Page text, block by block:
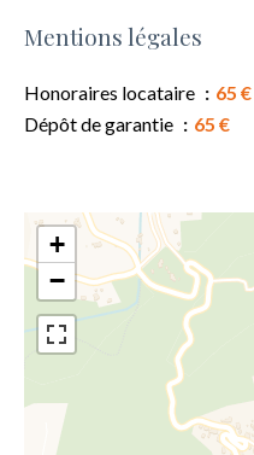
Mentions légales
Honoraires locataire
65 €
Dépôt de garantie
65 €
+
−